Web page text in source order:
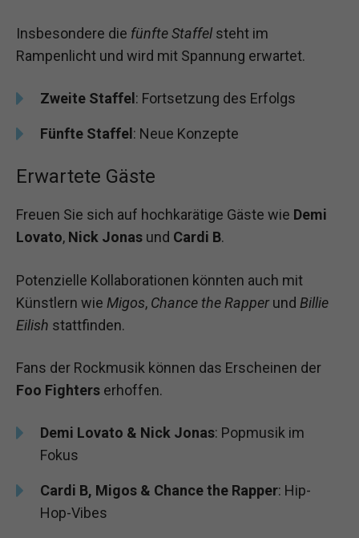
Insbesondere die fünfte Staffel steht im
Rampenlicht und wird mit Spannung erwartet.
Zweite Staffel : Fortsetzung des Erfolgs
Fünfte Staffel : Neue Konzepte
Erwartete Gäste
Freuen Sie sich auf hochkarätige Gäste wie Demi
Lovato, Nick Jonas und Cardi B.
Potenzielle Kollaborationen könnten auch mit
Künstlern wie Migos, Chance the Rapperund Billie
Eilish stattfinden.
Fans der Rockmusik können das Erscheinen der
Foo Fighters erhoffen.
Demi Lovato & Nick Jonas: Popmusik im
Fokus
Cardi B, Migos & Chance the Rapper: Hip-
Hop-Vibes